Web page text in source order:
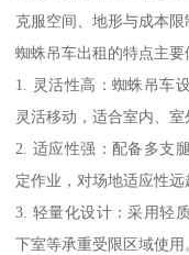
克服空间、地形与成本限
蜘蛛吊车出租的特点主要
1. 灵活性高：蜘蛛吊车
灵活移动，适合室内、室
2. 适应性强：配备多支
定作业，对场地适应性远
3. 轻量化设计：采用轻
下室等承重受限区域使用